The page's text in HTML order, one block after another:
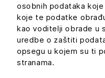
osobnih podataka
koje te podatke
kao voditelji obrade u
uredbe o zaštiti
opsegu u kojem su ti
stranama.